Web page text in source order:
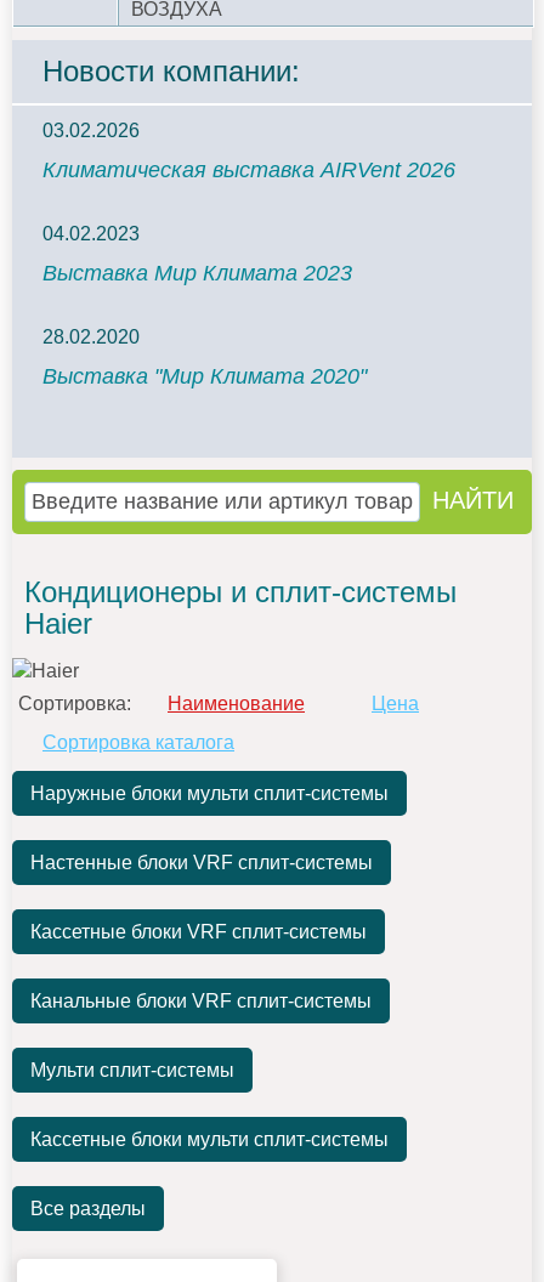
ВОЗДУХА
Новости компании:
03.02.2026
Климатическая выставка AIRVent 2026
04.02.2023
Выставка Мир Климата 2023
28.02.2020
Выставка "Мир Климата 2020"
Кондиционеры и сплит-системы
Haier
Сортировка: Наименование
Цена
Сортировка каталога
Наружные блоки мульти сплит-системы
Настенные блоки VRF сплит-системы
Кассетные блоки VRF сплит-системы
Канальные блоки VRF сплит-системы
Мульти сплит-системы
Кассетные блоки мульти сплит-системы
Все разделы